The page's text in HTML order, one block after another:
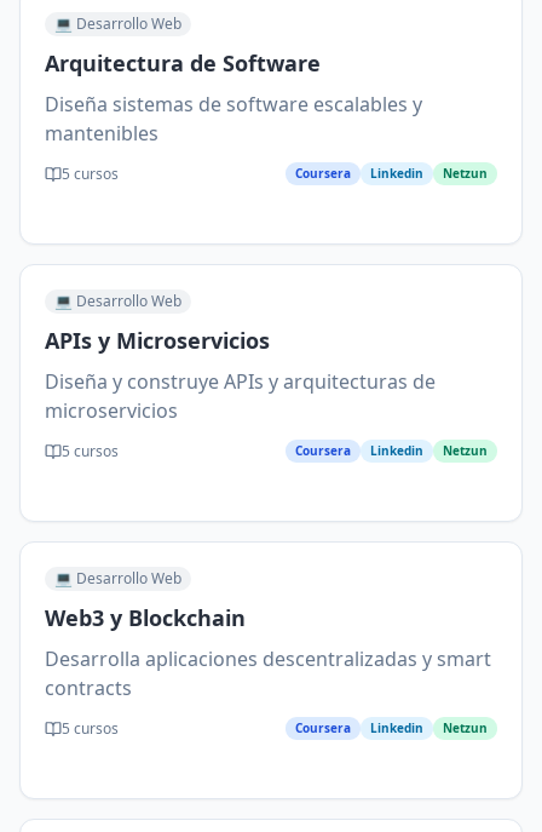
💻 Desarrollo Web
Arquitectura de Software
Diseña sistemas de software escalables y
mantenibles
5 cursos Coursera Linkedin Netzun
💻 Desarrollo Web
APIs y Microservicios
Diseña y construye APIs y arquitecturas de
microservicios
5 cursos Coursera Linkedin Netzun
💻 Desarrollo Web
Web3 y Blockchain
Desarrolla aplicaciones descentralizadas y smart
contracts
5 cursos Coursera Linkedin Netzun